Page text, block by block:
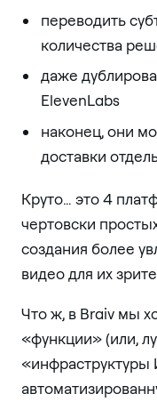
переводить
количества
даже
ElevenLabs
наконец, они
доставки
Круто… это 4
чертовски
создания более
видео для их
Что ж, в Braiv мы
«функции» (или,